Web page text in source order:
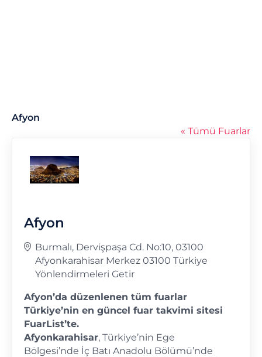
Afyon
« Tümü Fuarlar
Afyon
Adres
Burmalı, Dervişpaşa Cd. No:10, 03100
Afyonkarahisar Merkez 03100 Türkiye
Yönlendirmeleri Getir
Afyon’da düzenlenen tüm fuarlar
Türkiye’nin en güncel fuar takvimi sitesi
FuarList’te.
Afyonkarahisar, Türkiye’nin Ege
Bölgesi’nde İç Batı Anadolu Bölümü’nde